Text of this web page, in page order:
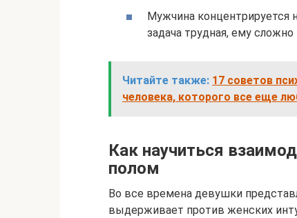
Мужчина концентрируется
задача трудная, ему
Читайте также: 17 советов
человека, которого все еще
Как научиться
полом
Во все времена девушки
выдерживает против женских